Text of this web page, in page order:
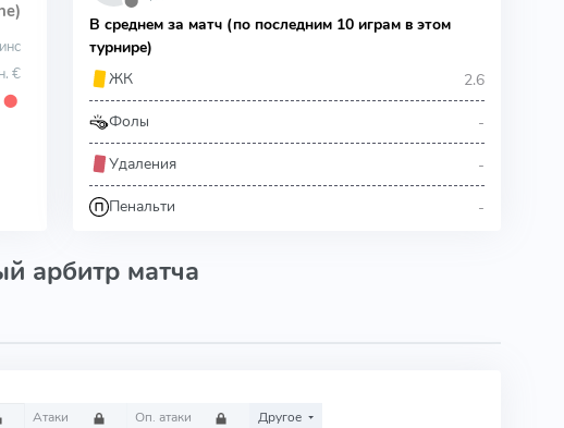
€
⬤
В среднем за матч (по последним 10 играм в этом
турнире)
ЖК
2.6
Фолы -
Удаления -
Пенальти -
арбитр матча
Атаки Оп. атаки Другое